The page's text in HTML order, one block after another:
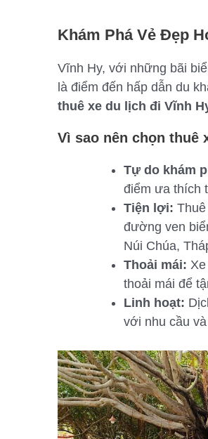
Khám Phá Vẻ Đẹp
Vĩnh Hy, với những bãi
là điểm đến hấp dẫn du
thuê xe du lịch đi Vĩnh
Vì sao nên chọn thuê
Tự do khám
điểm ưa thích
Tiện lợi:
đường ven
Núi Chúa,
Thoải mái:
thoải mái để
Linh hoạt:
với nhu cầu